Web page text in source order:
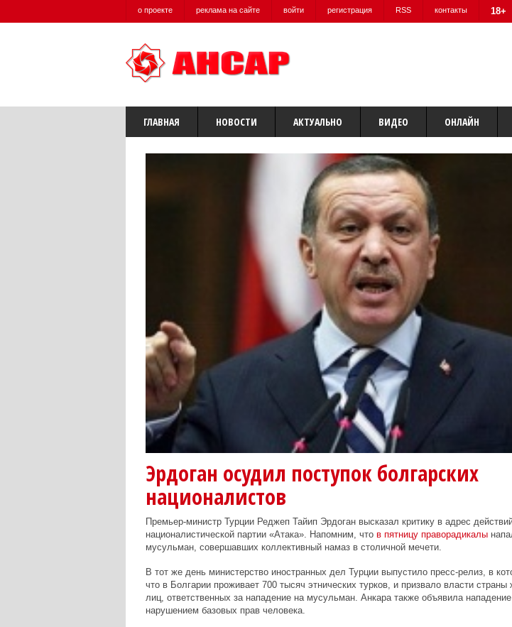
о проекте реклама на сайте войти регистрация RSS контакты 18+
ГЛАВНАЯ НОВОСТИ АКТУАЛЬНО ВИДЕО ОНЛАЙН
Эрдоган осудил поступок болгарских
националистов
Премьер-министр Турции Реджеп Тайип Эрдоган высказал критику в адрес
националистической партии «Атака». Напомним, что в пятницу праворадикалы
мусульман, совершавших коллективный намаз в столичной мечети.
В тот же день министерство иностранных дел Турции выпустило пресс-релиз, в
что в Болгарии проживает 700 тысяч этнических турков, и призвало власти страны
лиц, ответственных за нападение на мусульман. Анкара также объявила
нарушением базовых прав человека.